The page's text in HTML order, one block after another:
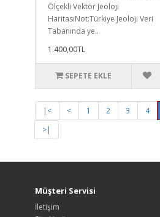
Ölçekli Vektör Jeoloji
HaritasıNot:Türkiye Jeoloji Veri
Tabanında ye..
1.400,00TL
SEPETE EKLE
|< < 1 2 3 4
>|
Müşteri Servisi
İletişim